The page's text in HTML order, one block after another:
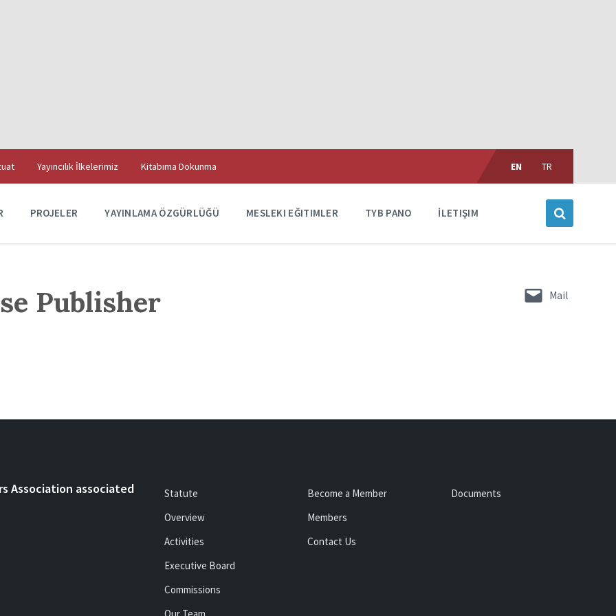
Yayıncılık İlkelerimiz
Kitabıma Dokunma
Choose
language:
EN TR
PROJELER YAYINLAMA ÖZGÜRLÜĞÜ MESLEKI EĞITIMLER TYB PANO İLETIŞIM
Publisher Mail
Association associated
Statute
Overview
Activities
Executive Board
Commissions
Become a Member
Members
Contact Us
Documents